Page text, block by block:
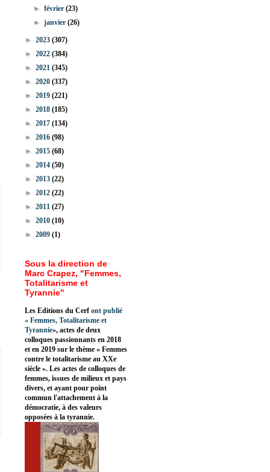
►février(23)
►janvier(26)
► 2023 (307)
► 2022 (384)
► 2021 (345)
► 2020 (337)
► 2019 (221)
► 2018 (185)
► 2017 (134)
► 2016 (98)
► 2015 (68)
► 2014 (50)
► 2013 (22)
► 2012 (22)
► 2011 (27)
► 2010 (10)
► 2009 (1)
Sous la direction de
Marc Crapez, "Femmes,
Totalitarisme et
Tyrannie"
Les Editions du Cerfont publié
« Femmes, Totalitarisme et
Tyrannie», actes de deux
colloques passionnants en 2018
et en 2019 sur le thème « Femmes
contre le totalitarisme au XXe
siècle ». Les actes de colloques de
femmes, issues de milieux et pays
divers, et ayant pour point
commun l'attachement à la
démocratie, à des valeurs
opposées à la tyrannie.